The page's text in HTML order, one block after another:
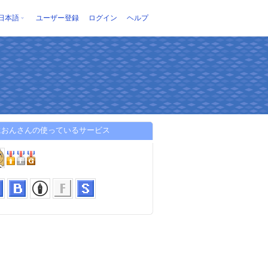
本語 ユーザー登録 ログイン ヘルプ
おんさんの使っているサービス